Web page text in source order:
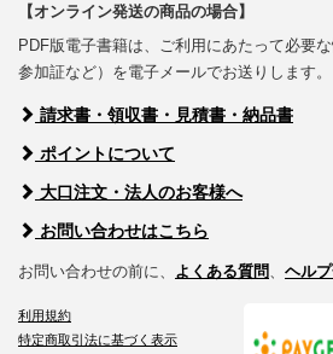
【オンライン発送の商品の場合】
PDF版電子書籍は、ご利用にあたって必要
参加証など）を電子メールでお送りします。
請求書・領収書・見積書・納品書
ポイントについて
大口注文・法人のお客様へ
お問い合わせはこちら
お問い合わせの前に、 よくある質問、 ヘル
利用規約
特定商取引法に基づく表示